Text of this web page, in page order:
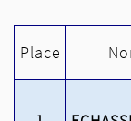
Place